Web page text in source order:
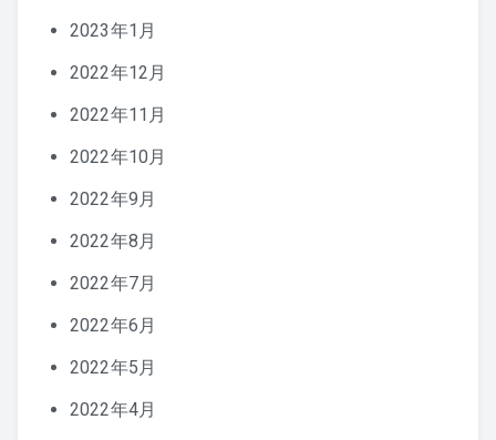
2023年1月
2022年12月
2022年11月
2022年10月
2022年9月
2022年8月
2022年7月
2022年6月
2022年5月
2022年4月